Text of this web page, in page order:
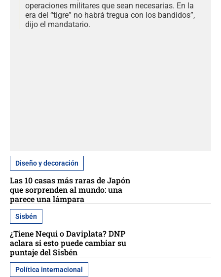
operaciones militares que sean necesarias. En la
era del “tigre” no habrá tregua con los bandidos”,
dijo el mandatario.
Diseño y decoración
Las 10 casas más raras de Japón
que sorprenden al mundo: una
parece una lámpara
Sisbén
¿Tiene Nequi o Daviplata? DNP
aclara si esto puede cambiar su
puntaje del Sisbén
Política internacional